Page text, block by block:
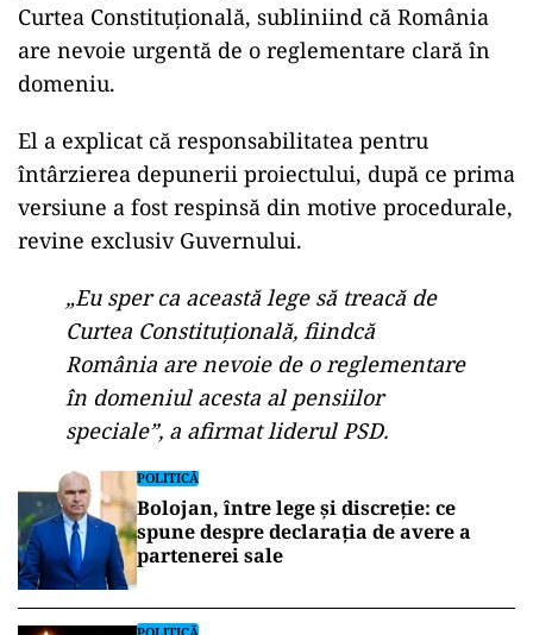
Curtea Constituțională, subliniind că România
are nevoie urgentă de o reglementare clară în
domeniu.
El a explicat că responsabilitatea pentru
întârzierea depunerii proiectului, după ce prima
versiune a fost respinsă din motive procedurale,
revine exclusiv Guvernului.
„Eu sper ca această lege să treacă de
Curtea Constituțională, fiindcă
România are nevoie de o reglementare
în domeniul acesta al pensiilor
speciale”, a afirmat liderul PSD.
POLITICĂ
Bolojan, între lege și discreție: ce
spune despre declarația de avere a
partenerei sale